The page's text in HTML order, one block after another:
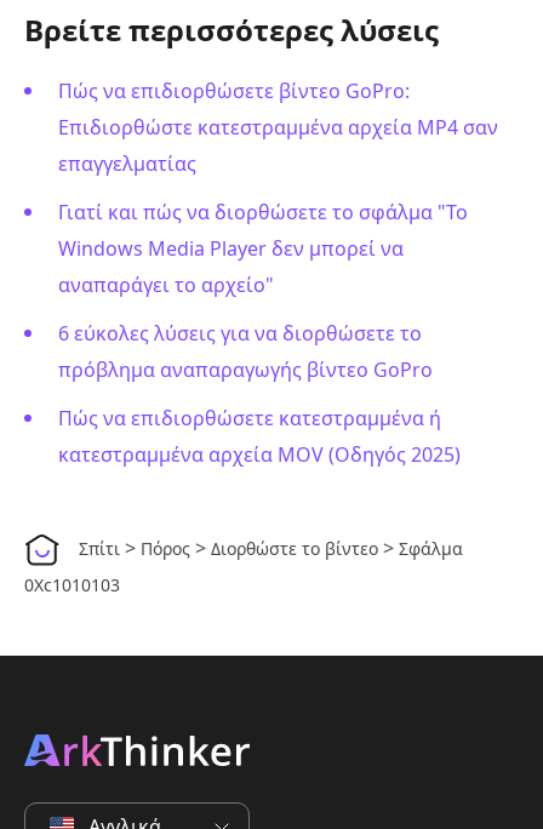
Βρείτε περισσότερες λύσεις
Πώς να επιδιορθώσετε βίντεο GoPro:
Επιδιορθώστε κατεστραμμένα αρχεία MP4 σαν
επαγγελματίας
Γιατί και πώς να διορθώσετε το σφάλμα "Το
Windows Media Player δεν μπορεί να
αναπαράγει το αρχείο"
6 εύκολες λύσεις για να διορθώσετε το
πρόβλημα αναπαραγωγής βίντεο GoPro
Πώς να επιδιορθώσετε κατεστραμμένα ή
κατεστραμμένα αρχεία MOV (Οδηγός 2025)
Σπίτι > Πόρος > Διορθώστε το βίντεο > Σφάλμα
0Xc1010103